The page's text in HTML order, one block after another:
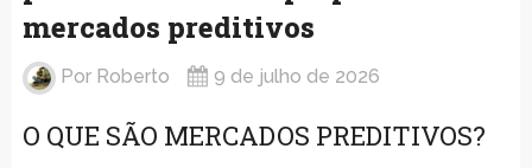
mercados preditivos
Por Roberto 9 de julho de 2026
O QUE SÃO MERCADOS PREDITIVOS?